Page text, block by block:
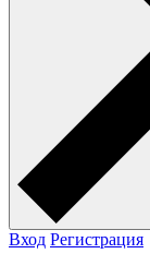
Вход Регистрация